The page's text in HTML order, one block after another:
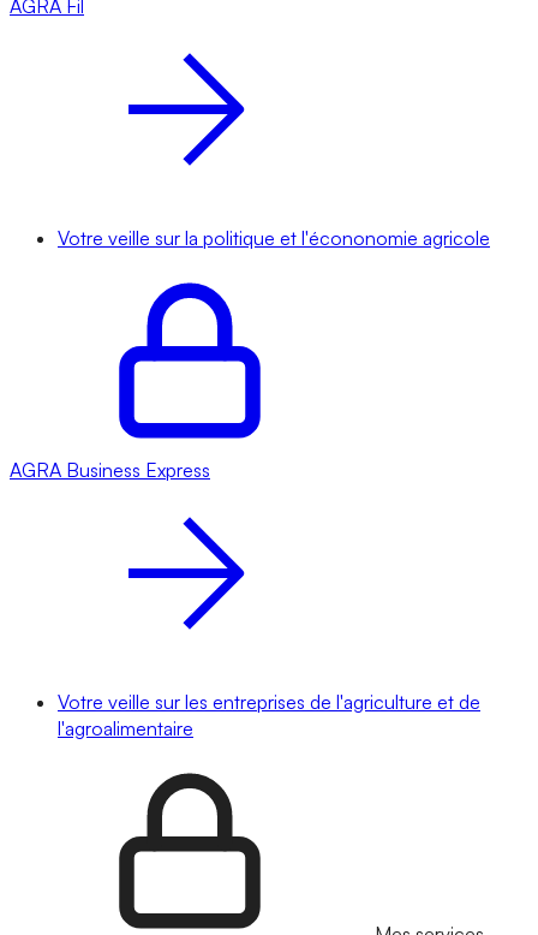
AGRA Fil
Votre veille sur la politique et l'écononomie agricole
AGRA Business Express
Votre veille sur les entreprises de l'agriculture et de
l'agroalimentaire